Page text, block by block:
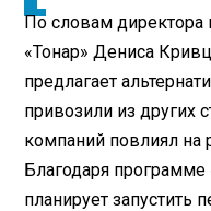
По словам директора
«Тонар» Дениса
предлагает
привозили из других
компаний повлиял на
Благодаря
планирует